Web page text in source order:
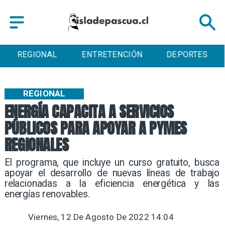
ENTRETENCIÓN DEPORTES CULTURA
ENERGÍA CAPACITA A SERVICIOS
PÚBLICOS PARA APOYAR A PYMES
REGIONALES
El programa, que incluye un curso gratuito, busca
apoyar el desarrollo de nuevas líneas de trabajo
relacionadas a la eficiencia energética y las
energías renovables.
REGIONAL
Viernes, 12 De Agosto De 2022 14:04